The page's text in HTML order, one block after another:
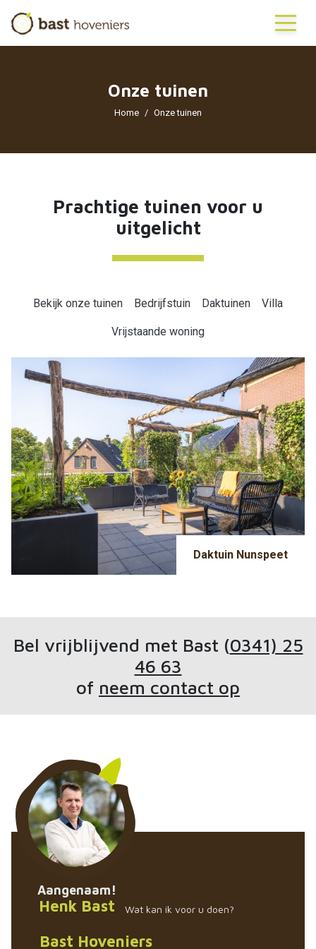
Onze tuinen
Home Onze tuinen
Prachtige tuinen voor u
uitgelicht
Bekijk onze tuinen Bedrijfstuin Daktuinen Villa
Vrijstaande woning
Daktuin Nunspeet
Bel vrijblijvend met Bast (0341) 25
46 63
of neem contact op
Aangenaam!
Henk Bast Wat kan ik voor u doen?
Bast Hoveniers